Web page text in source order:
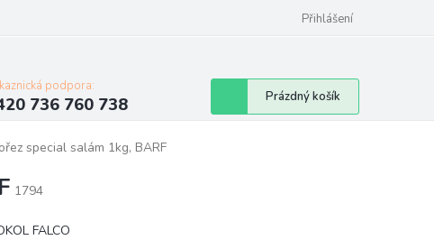
Přihlášení
podpora:
736 760 738
Nákupní
košík
Prázdný košík
special salám 1kg, BARF
1794
FALCO